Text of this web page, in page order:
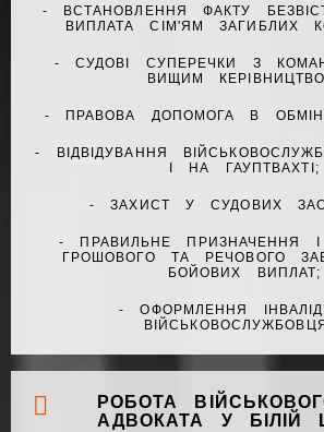
- ВСТАНОВЛЕННЯ ФАКТУ
ВИПЛАТА СІМ'ЯМ ЗАГИБЛИХ
- СУДОВІ СУПЕРЕЧКИ З
ВИЩИМ
- ПРАВОВА ДОПОМОГА В
- ВІДВІДУВАННЯ
І НА ГАУПТВАХТІ;
- ЗАХИСТ У СУДОВИХ
- ПРАВИЛЬНЕ ПРИЗНАЧЕННЯ
ГРОШОВОГО ТА РЕЧОВОГО
БОЙОВИХ ВИПЛАТ;
- ОФОРМЛЕННЯ
РОБОТА
АДВОКАТА У БІЛІЙ